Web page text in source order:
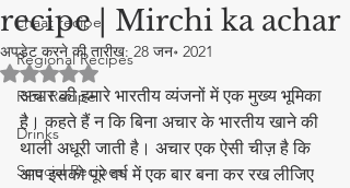
chaat recipe
Regional Recipes
Rice Recipe
Drinks
Special Recipes
recipe | Mirchi ka achar
अपडेट करने की तारीख: 28 जन॰ 2021
5 स्टार में से NaN रेटिंग दी गई।
अचार की हमारे भारतीय व्यंजनों में एक मुख्य भूमिका
है। कहते हैं न कि बिना अचार के भारतीय खाने की
थाली अधूरी जाती है। अचार एक ऐसी चीज़ है कि
आप इसको पूरे वर्ष में एक बार बना कर रख लीजिए